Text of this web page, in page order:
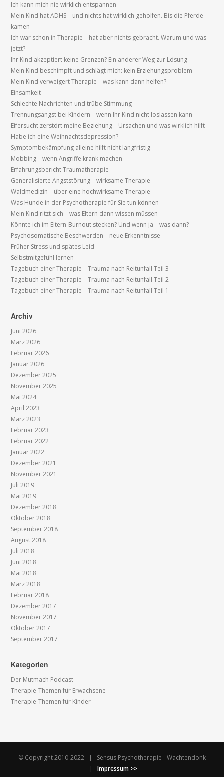
Ich kann mich nie wirklich entspannen
Mein Kind hat ADHS – und nichts hat wirklich geholfen. Bis die Pferde
kamen
Ich war schon in Therapie – hat aber nichts gebracht. Warum und was
jetzt?
Ihr Kind akzeptiert keine Grenzen? Ein anderer Weg zur Lösung
Mein Kind beschimpft und schlägt mich: kein Erziehungsproblem
Mein Kind verweigert Therapie – was kann dann helfen?
Einsamkeit
Schlechte Nachrichten und trübe Stimmung
Trennungsangst bei Kindern – wenn Ihr Kind nicht loslassen kann
Eifersucht zerstört meine Beziehung – Ursachen und was wirklich hilft
Habe ich eine Weihnachtsdepression?
Symptombekämpfung alleine hilft nicht langfristig
Mobbing – wenn Angriffe krank machen
Erfahrungsbericht Traumatherapie
Generalisierte Angststörung – wirksame Therapie
Waldmedizin – über eine hochwirksame Therapie
Was Hunde in der Psychotherapie für Sie tun können
Mein Kind ritzt sich – was Eltern dann wissen müssen
Könnte ich im Eltern-Burnout stecken? Und wenn ja – was dann?
Psychosomatische Beschwerden – neue Erkenntnisse
Früher Stress und spätes Leid
Selbstmitgefühl lernen
Tagebuch einer Therapie – Trauma nach Reitunfall Teil 3
Tagebuch einer Therapie – Trauma nach Reitunfall Teil 2
Tagebuch einer Therapie – Trauma nach Reitunfall Teil 1
Archiv
Juni 2026
März 2026
Februar 2026
Januar 2026
Dezember 2025
November 2025
Mai 2024
April 2023
März 2023
Februar 2023
Februar 2022
Januar 2022
Dezember 2021
November 2021
Juli 2019
Mai 2019
Dezember 2018
Oktober 2018
September 2018
August 2018
Juli 2018
Juni 2018
Mai 2018
März 2018
Februar 2018
Dezember 2017
November 2017
Oktober 2017
September 2017
Kategorien
Der Mutmach Podcast
Therapie-Themen für Erwachsene
Therapie-Themen für Kinder
© Copyright 2010-2022 | Sensus Psychotherapie - Wachtendonk
| Impressum >>